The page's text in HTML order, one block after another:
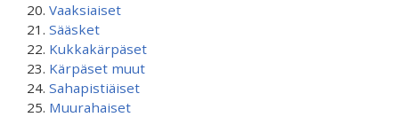
Vaaksiaiset
Sääsket
Kukkakärpäset
Kärpäset muut
Sahapistiäiset
Muurahaiset